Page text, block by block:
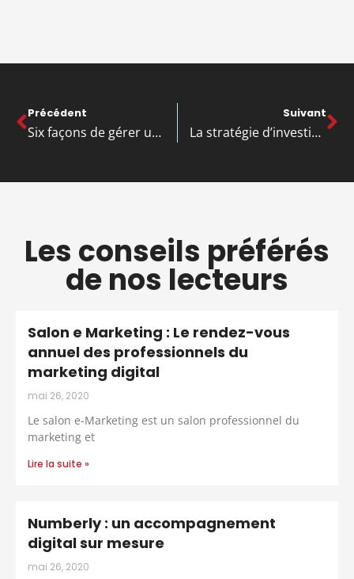
Précédent
Six façons de gérer une entreprise d’artisanat à domicile
Suivant
La stratégie d’investissement de Warren Buffett
Les conseils préférés
de nos lecteurs
Salon e Marketing : Le rendez-vous
annuel des professionnels du
marketing digital
mai 26, 2020
Le salon e-Marketing est un salon professionnel du
marketing et
Lire la suite »
Numberly : un accompagnement
digital sur mesure
mai 26, 2020